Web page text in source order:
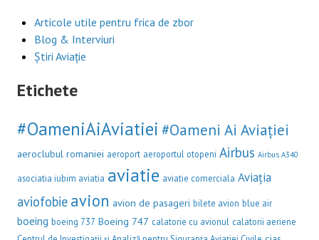
Articole utile pentru frica de zbor
Blog & Interviuri
Știri Aviație
Etichete
#OameniAiAviatiei #Oameni Ai Aviației
aeroclubul romaniei aeroport aeroportul otopeni Airbus Airbus A340
asociatia iubim aviatia aviatie aviatie comerciala Aviația
aviofobie avion avion de pasageri bilete avion blue air
boeing boeing 737 Boeing 747 calatorie cu avionul calatorii aeriene